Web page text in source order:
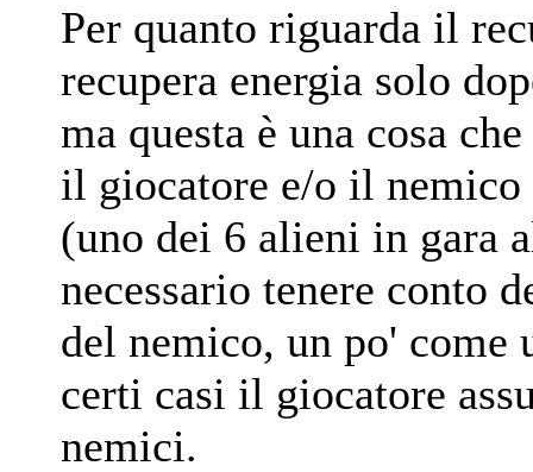
Per quanto riguarda il
recupera energia solo
ma questa è una cosa
il giocatore e/o il
(uno dei 6 alieni in gara
necessario tenere conto
del nemico, un po' come
certi casi il giocatore
nemici.